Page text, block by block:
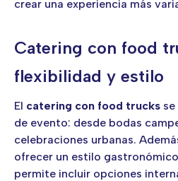
crear una experiencia más
Catering con food
flexibilidad y estilo
El catering con food trucks
de evento: desde bodas
celebraciones urbanas.
ofrecer un estilo
permite incluir opciones